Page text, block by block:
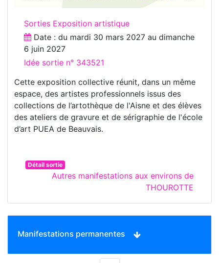
Sorties Exposition artistique
Date : du mardi 30 mars 2027 au dimanche
6 juin 2027
Idée sortie n° 343521
Cette exposition collective réunit, dans un même
espace, des artistes professionnels issus des
collections de l’artothèque de l'Aisne et des élèves
des ateliers de gravure et de sérigraphie de l'école
d’art PUEA de Beauvais.
Détail sortie
Autres manifestations aux environs de
THOUROTTE
Manifestations permanentes